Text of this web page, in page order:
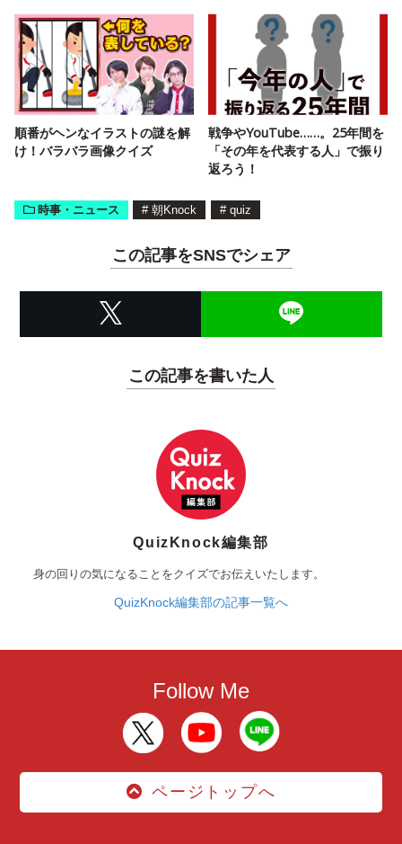
順番がヘンなイラストの謎を解
け！バラバラ画像クイズ
戦争やYouTube……。25年間を
「その年を代表する人」で振り
返ろう！
時事・ニュース # 朝Knock # quiz
この記事をSNSでシェア
この記事を書いた人
QuizKnock編集部
身の回りの気になることをクイズでお伝えいたします。
QuizKnock編集部の記事一覧へ
Follow Me
ページトップへ